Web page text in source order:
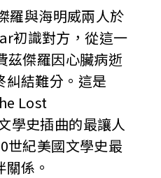
與海明威兩人於
初識對方，從這一
茲傑羅因心臟病逝
糾結難分。這是
Lost
學史插曲的最讓人
世紀美國文學史最
係。